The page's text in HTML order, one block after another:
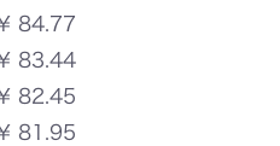
84.77
83.44
82.45
81.95